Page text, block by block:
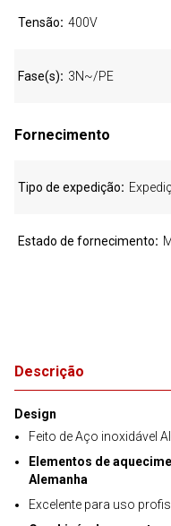
Descrição
Design
Feito de Aço inoxidável
Elementos de
Alemanha
Excelente para uso
Tensão 400V
Fase(s) 3N~/PE
Fornecimento
Tipo de expedição
Estado de fornecimento